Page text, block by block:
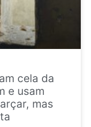
cela da
e usam
mas